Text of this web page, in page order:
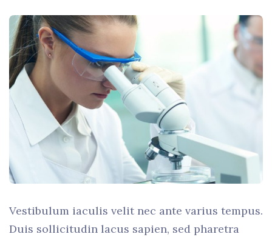
Vestibulum iaculis velit nec ante varius tempus.
Duis sollicitudin lacus sapien, sed pharetra